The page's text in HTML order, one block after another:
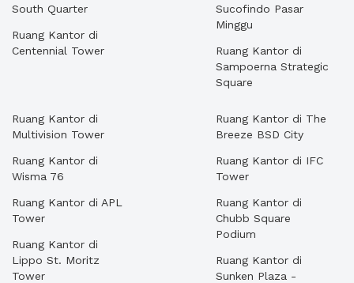
South Quarter
Ruang Kantor di
Centennial Tower
Sucofindo Pasar
Minggu
Ruang Kantor di
Sampoerna Strategic
Square
Ruang Kantor di
Multivision Tower
Ruang Kantor di
Wisma 76
Ruang Kantor di APL
Tower
Ruang Kantor di
Lippo St. Moritz
Tower
Ruang Kantor di The
Breeze BSD City
Ruang Kantor di IFC
Tower
Ruang Kantor di
Chubb Square
Podium
Ruang Kantor di
Sunken Plaza -